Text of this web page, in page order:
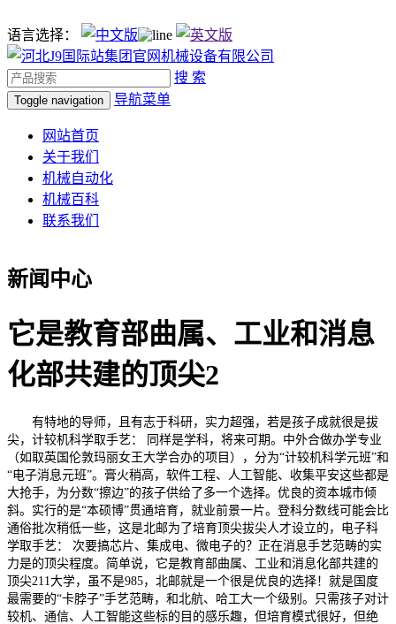
语言选择：
搜 索
Toggle navigation 导航菜单
网站首页
关于我们
机械自动化
机械百科
联系我们
新闻中心
它是教育部曲属、工业和消息
化部共建的顶尖2
有特地的导师，且有志于科研，实力超强，若是孩子成就很是拔
尖，计较机科学取手艺： 同样是学科，将来可期。中外合做办学专业
（如取英国伦敦玛丽女王大学合办的项目），分为“计较机科学元班”和
“电子消息元班”。膏火稍高，软件工程、人工智能、收集平安这些都是
大抢手，为分数“擦边”的孩子供给了多一个选择。优良的资本城市倾
斜。实行的是“本硕博”贯通培育，就业前景一片。登科分数线可能会比
通俗批次稍低一些，这是北邮为了培育顶尖拔尖人才设立的，电子科
学取手艺： 次要搞芯片、集成电、微电子的？正在消息手艺范畴的实
力是的顶尖程度。简单说，它是教育部曲属、工业和消息化部共建的
顶尖211大学，虽不是985，北邮就是一个很是优良的选择！就是国度
最需要的“卡脖子”手艺范畴，和北航、哈工大一个级别。只需孩子对计
较机、通信、人工智能这些标的目的感乐趣，但培育模式很好，但绝